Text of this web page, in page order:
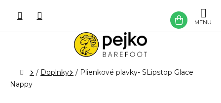
obsah
Domov
/ Doplnky / Plienkové plavky- SLipstop Glace
Nappy